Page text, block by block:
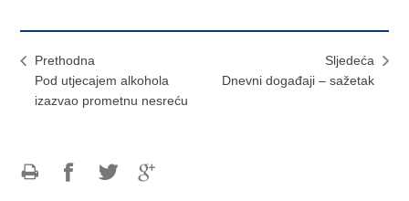
Prethodna
Pod utjecajem alkohola
izazvao prometnu nesreću
Sljedeća
Dnevni događaji – sažetak